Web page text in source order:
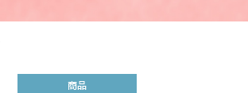
商品